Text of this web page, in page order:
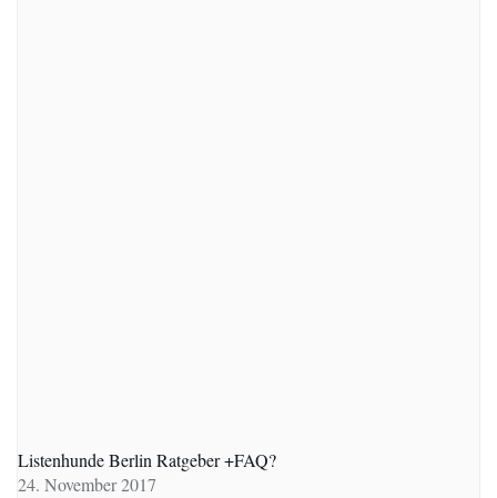
Listenhunde Berlin Ratgeber +FAQ?
24. November 2017